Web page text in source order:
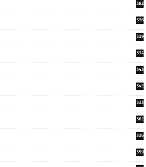
382
336
339
334
343
342
333
362
336
359